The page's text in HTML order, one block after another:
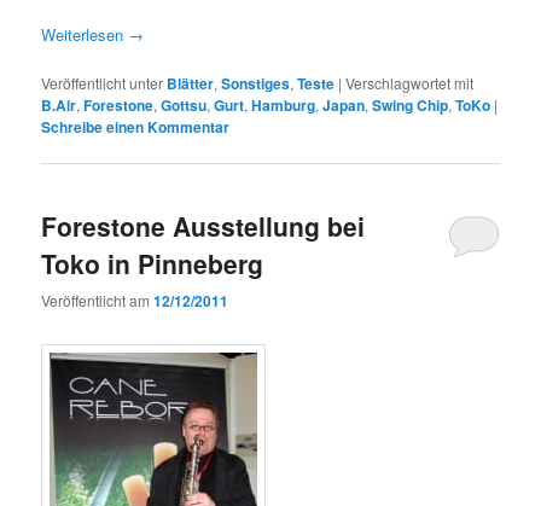
Weiterlesen →
Veröffentlicht unter Blätter,Sonstiges,Teste |Verschlagwortet mit
B.Air,Forestone,Gottsu,Gurt,Hamburg,Japan,Swing Chip,ToKo |
Schreibe einen Kommentar
Forestone Ausstellung bei
Toko in Pinneberg
Veröffentlicht am12/12/2011